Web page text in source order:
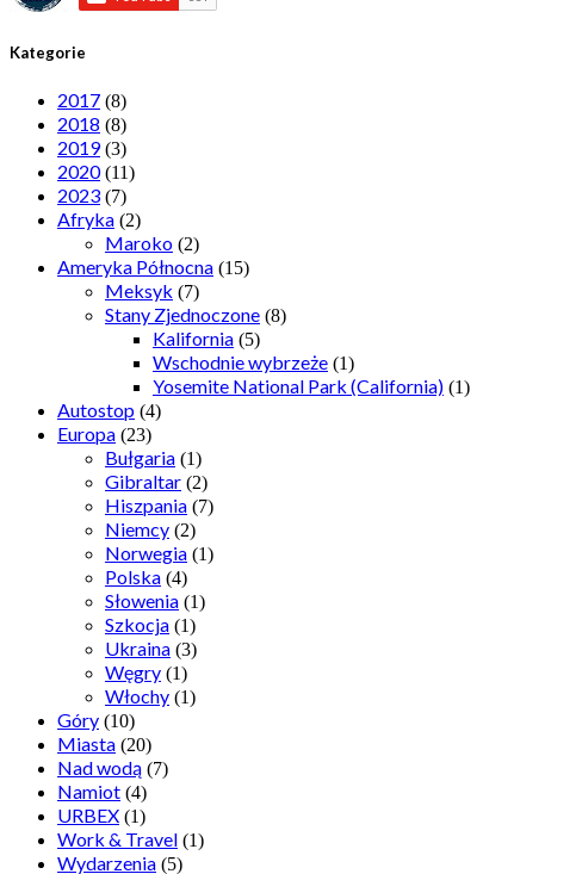
Kategorie
2017 (8)
2018 (8)
2019(3)
2020(11)
2023 (7)
Afryka (2)
Maroko (2)
Ameryka Północna (15)
Meksyk (7)
Stany Zjednoczone (8)
Kalifornia (5)
Wschodnie wybrzeże (1)
Yosemite National Park (California) (1)
Autostop (4)
Europa (23)
Bułgaria (1)
Gibraltar (2)
Hiszpania (7)
Niemcy (2)
Norwegia (1)
Polska (4)
Słowenia (1)
Szkocja (1)
Ukraina (3)
Węgry (1)
Włochy (1)
Góry (10)
Miasta (20)
Nad wodą (7)
Namiot (4)
URBEX (1)
Work & Travel (1)
Wydarzenia (5)